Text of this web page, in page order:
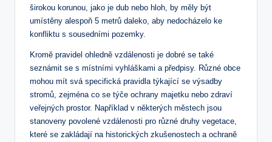
širokou korunou, jako je dub nebo hloh, by měly být
umístěny alespoň 5 metrů daleko, aby nedocházelo ke
konfliktu s sousedními pozemky.
Kromě pravidel ohledně vzdálenosti je dobré se také
seznámit se s místními vyhláškami a předpisy. Různé obce
mohou mít svá specifická pravidla týkající se výsadby
stromů, zejména co se týče ochrany majetku nebo zdraví
veřejných prostor. Například v některých městech jsou
stanoveny povolené vzdálenosti pro různé druhy vegetace,
které se zakládají na historických zkušenostech a ochraně